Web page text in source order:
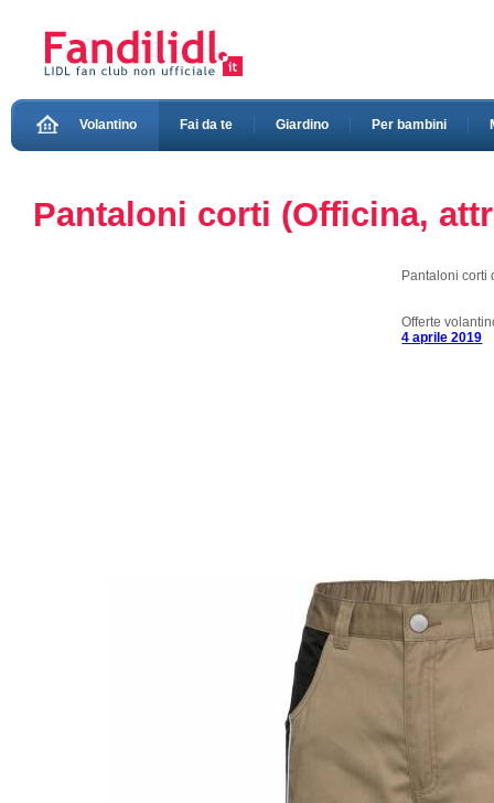
Volantino Fai da te Giardino Per bambini
Pantaloni corti (Officina,
Pantaloni corti
Offerte
4 aprile 2019